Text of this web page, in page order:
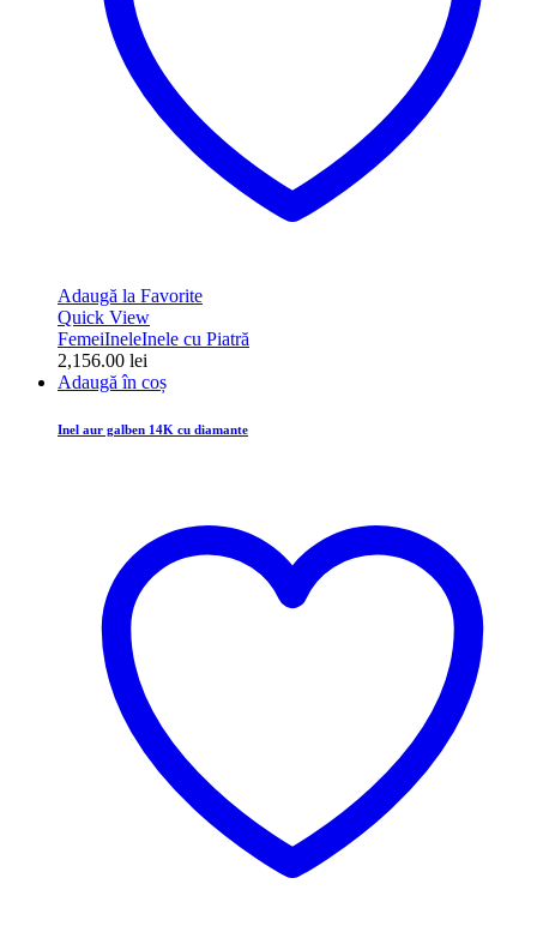
Adaugă la Favorite
Quick View
FemeiIneleInele cu Piatră
2,156.00 lei
Adaugă în coș
Inel aur galben 14K cu diamante